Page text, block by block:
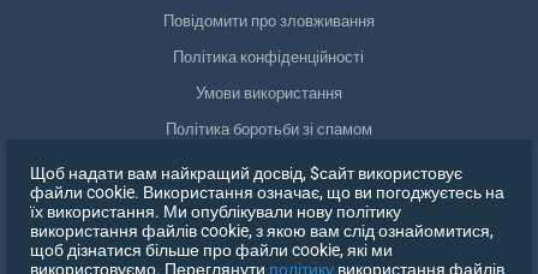
Повідомити про зловживання
Політика конфіденційності
Умови використання
Політика боротьби зі спамом
Відповідність GDPR
Видалити мої дані
Відкликати згоду
Щоб надати вам найкращий досвід, $сайт використовує
файли cookie. Використання означає, що ви погоджуєтесь на
їх використання. Ми опублікували нову політику
використання файлів cookie, з якою вам слід ознайомитися,
щоб дізнатися більше про файли cookie, які ми
використовуємо. Переглянути політику використання файлів